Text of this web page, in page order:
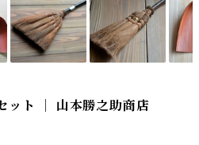
ット ｜ 山本勝之助商店